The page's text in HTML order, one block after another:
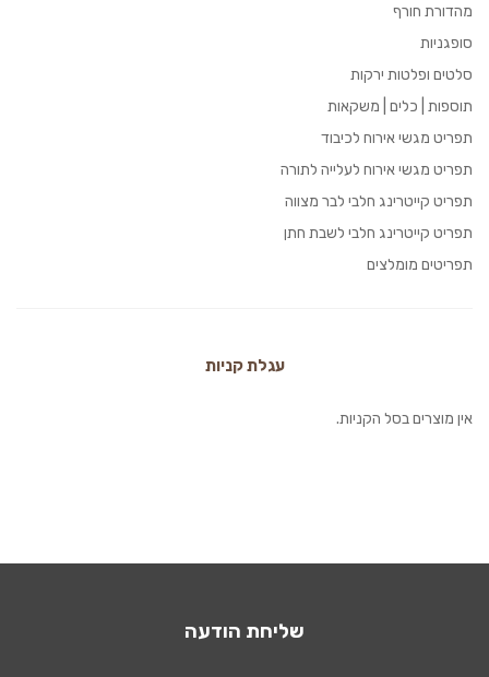
מהדורת חורף
סופגניות
סלטים ופלטות ירקות
תוספות | כלים | משקאות
תפריט מגשי אירוח לכיבוד
תפריט מגשי אירוח לעלייה לתורה
תפריט קייטרינג חלבי לבר מצווה
תפריט קייטרינג חלבי לשבת חתן
תפריטים מומלצים
עגלת קניות
אין מוצרים בסל הקניות.
שליחת הודעה